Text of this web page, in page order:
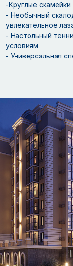
-Круглые
- Необычный
увлекательное
- Настольный
условиям
- Универсальная